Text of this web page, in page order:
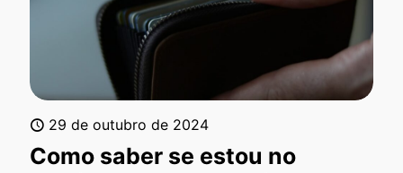
29 de outubro de 2024
Como saber se estou no